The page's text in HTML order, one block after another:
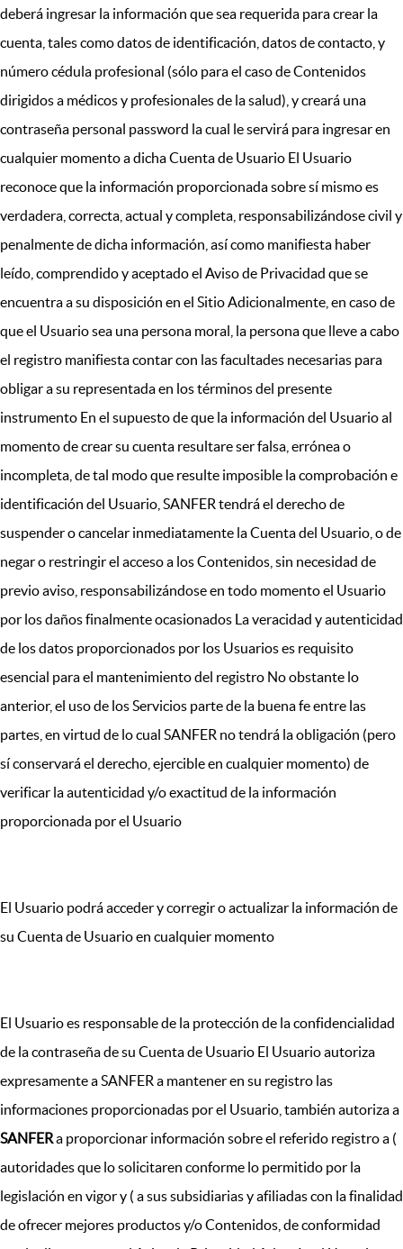
deberá ingresar la información que sea requerida para crear la
cuenta, tales como datos de identificación, datos de contacto, y
número cédula profesional (sólo para el caso de Contenidos
dirigidos a médicos y profesionales de la salud), y creará una
contraseña personal password la cual le servirá para ingresar en
cualquier momento a dicha Cuenta de Usuario El Usuario
reconoce que la información proporcionada sobre sí mismo es
verdadera, correcta, actual y completa, responsabilizándose civil y
penalmente de dicha información, así como manifiesta haber
leído, comprendido y aceptado el Aviso de Privacidad que se
encuentra a su disposición en el Sitio Adicionalmente, en caso de
que el Usuario sea una persona moral, la persona que lleve a cabo
el registro manifiesta contar con las facultades necesarias para
obligar a su representada en los términos del presente
instrumento En el supuesto de que la información del Usuario al
momento de crear su cuenta resultare ser falsa, errónea o
incompleta, de tal modo que resulte imposible la comprobación e
identificación del Usuario, SANFER tendrá el derecho de
suspender o cancelar inmediatamente la Cuenta del Usuario, o de
negar o restringir el acceso a los Contenidos, sin necesidad de
previo aviso, responsabilizándose en todo momento el Usuario
por los daños finalmente ocasionados La veracidad y autenticidad
de los datos proporcionados por los Usuarios es requisito
esencial para el mantenimiento del registro No obstante lo
anterior, el uso de los Servicios parte de la buena fe entre las
partes, en virtud de lo cual SANFER no tendrá la obligación (pero
sí conservará el derecho, ejercible en cualquier momento) de
verificar la autenticidad y/o exactitud de la información
proporcionada por el Usuario
El Usuario podrá acceder y corregir o actualizar la información de
su Cuenta de Usuario en cualquier momento
El Usuario es responsable de la protección de la confidencialidad
de la contraseña de su Cuenta de Usuario El Usuario autoriza
expresamente a SANFER a mantener en su registro las
informaciones proporcionadas por el Usuario, también autoriza a
SANFERa proporcionar información sobre el referido registro a (
autoridades que lo solicitaren conforme lo permitido por la
legislación en vigor y ( a sus subsidiarias y afiliadas con la finalidad
de ofrecer mejores productos y/o Contenidos, de conformidad